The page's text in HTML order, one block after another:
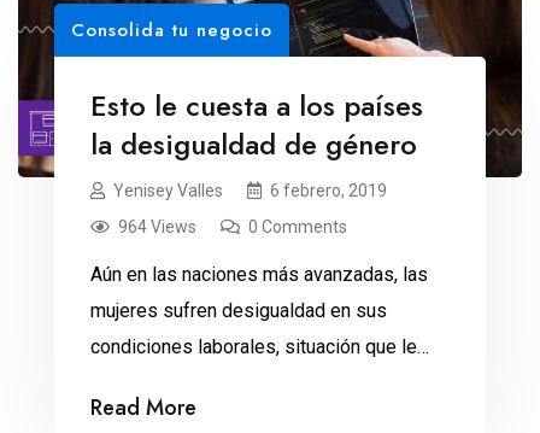
Consolida tu negocio
Esto le cuesta a los países
la desigualdad de género
Yenisey Valles
6 febrero, 2019
964 Views
0 Comments
Aún en las naciones más avanzadas, las
mujeres sufren desigualdad en sus
condiciones laborales, situación que le
Las mujeres todavía ganan menos,
Read More